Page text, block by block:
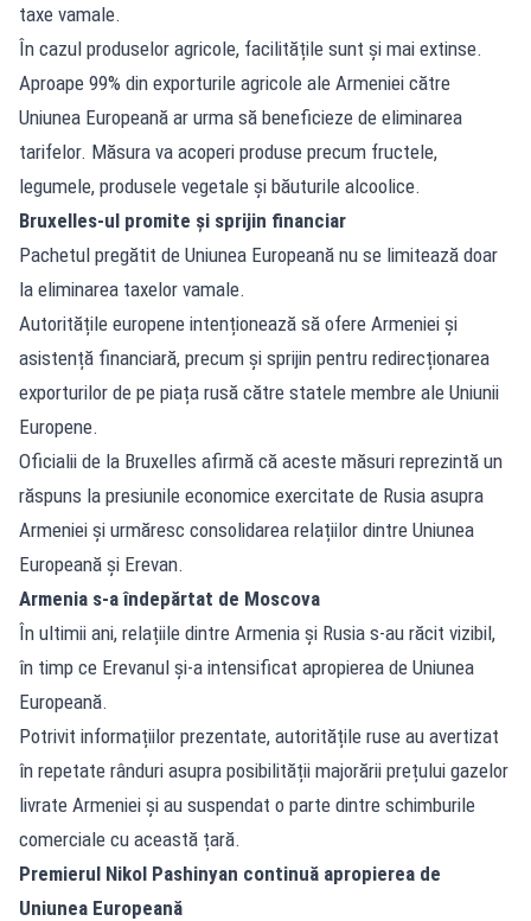
taxe vamale.
În cazul produselor agricole, facilitățile sunt și mai extinse.
Aproape 99% din exporturile agricole ale Armeniei către
Uniunea Europeană ar urma să beneficieze de eliminarea
tarifelor. Măsura va acoperi produse precum fructele,
legumele, produsele vegetale și băuturile alcoolice.
Bruxelles-ul promite și sprijin financiar
Pachetul pregătit de Uniunea Europeană nu se limitează doar
la eliminarea taxelor vamale.
Autoritățile europene intenționează să ofere Armeniei și
asistență financiară, precum și sprijin pentru redirecționarea
exporturilor de pe piața rusă către statele membre ale Uniunii
Europene.
Oficialii de la Bruxelles afirmă că aceste măsuri reprezintă un
răspuns la presiunile economice exercitate de Rusia asupra
Armeniei și urmăresc consolidarea relațiilor dintre Uniunea
Europeană și Erevan.
Armenia s-a îndepărtat de Moscova
În ultimii ani, relațiile dintre Armenia și Rusia s-au răcit vizibil,
în timp ce Erevanul și-a intensificat apropierea de Uniunea
Europeană.
Potrivit informațiilor prezentate, autoritățile ruse au avertizat
în repetate rânduri asupra posibilității majorării prețului gazelor
livrate Armeniei și au suspendat o parte dintre schimburile
comerciale cu această țară.
Premierul Nikol Pashinyan continuă apropierea de
Uniunea Europeană